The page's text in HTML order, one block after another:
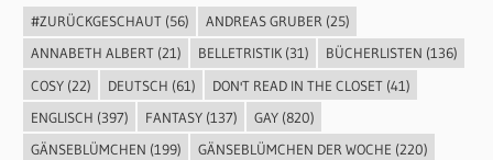
#ZURÜCKGESCHAUT(56) ANDREAS GRUBER(25)
ANNABETH ALBERT(21) BELLETRISTIK(31) BÜCHERLISTEN (136)
COSY(22) DEUTSCH (61) DON'T READ IN THE CLOSET(41)
ENGLISCH (397) FANTASY(137) GAY(820)
GÄNSEBLÜMCHEN (199) GÄNSEBLÜMCHEN DER WOCHE (220)